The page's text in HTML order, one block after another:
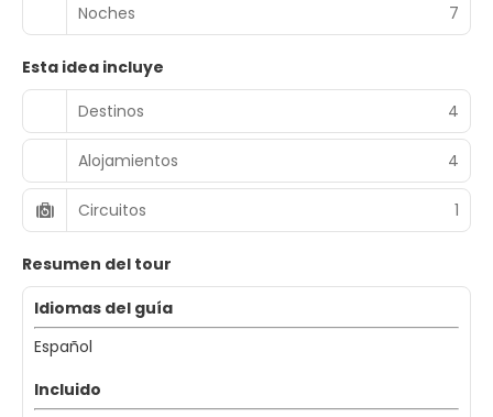
Noches 7
Esta idea incluye
Destinos
4
Alojamientos 4
Circuitos 1
Resumen del tour
Idiomas del guía
Español
Incluido